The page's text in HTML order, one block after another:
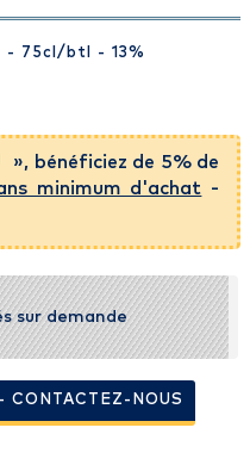
- 75cl /btl - 13%
», bénéficiez de 5% de
minimum d'achat -
sur demande
CONTACTEZ-NOUS